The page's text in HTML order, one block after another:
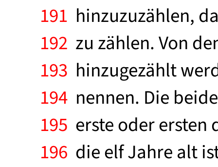
191 hinzuzuzählen,
192 zu zählen. Von
193 hinzugezählt
194 nennen. Die
195 erste oder ersten
196 die elf Jahre alt